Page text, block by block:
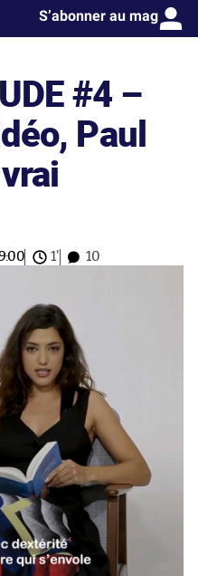
S’abonner au mag
#4 –
Paul
1' 10